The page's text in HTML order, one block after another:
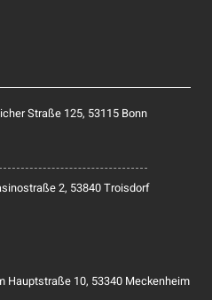
Straße 125, 53115 Bonn
2, 53840 Troisdorf
Hauptstraße 10, 53340 Meckenheim